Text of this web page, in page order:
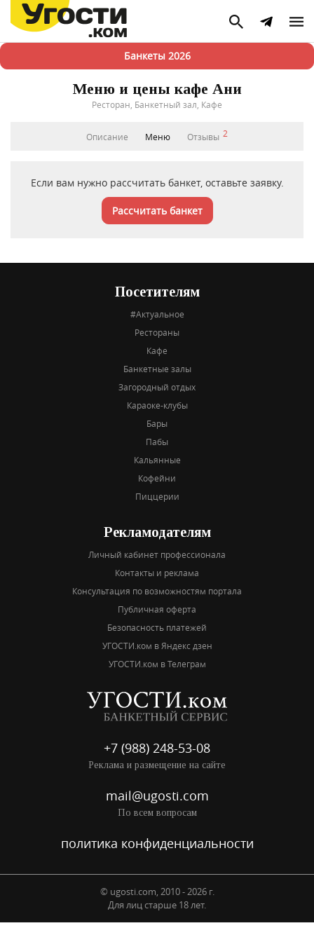
Банкеты 2026
Меню и цены кафе Ани
Ресторан, Банкетный зал, Кафе
Описание Меню Отзывы 2
Если вам нужно рассчитать банкет, оставьте заявку.
Рассчитать банкет
Посетителям
#Актуальное
Рестораны
Кафе
Банкетные залы
Загородный отдых
Караоке-клубы
Бары
Пабы
Кальянные
Кофейни
Пиццерии
Рекламодателям
Личный кабинет профессионала
Контакты и реклама
Консультация по возможностям портала
Публичная оферта
Безопасность платежей
УГОСТИ.ком в Яндекс дзен
УГОСТИ.ком в Телеграм
+7 (988) 248-53-08
Реклама и размещение на сайте
mail@ugosti.com
По всем вопросам
политика конфиденциальности
© ugosti.com, 2010 - 2026 г.
Для лиц старше 18 лет.